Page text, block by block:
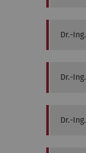
Dr.-Ing.
Dr.-Ing.
Dr.-Ing.